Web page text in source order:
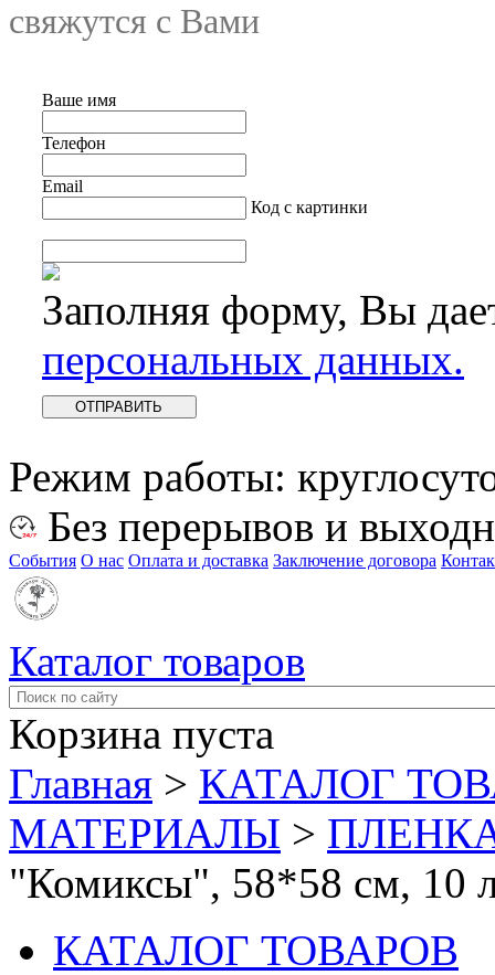
свяжутся с Вами
Ваше имя
Телефон
Email
Код с картинки
Заполняя форму, Вы
персональных данных.
Режим работы:
Без перерывов и
События О нас Оплата и доставка Заключение договора
Каталог товаров
Корзина пуста
Главная > КАТАЛОГ
МАТЕРИАЛЫ >
"Комиксы", 58*58 см, 10
КАТАЛОГ ТОВАРОВ